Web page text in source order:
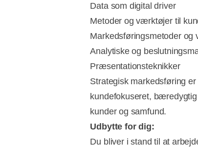
Data som digital driver
Metoder og værktøjer til
Markedsføringsmetoder og
Analytiske og
Præsentationsteknikker
Strategisk markedsføring
kundefokuseret,
kunder og samfund.
Udbytte for dig:
Du bliver i stand til at